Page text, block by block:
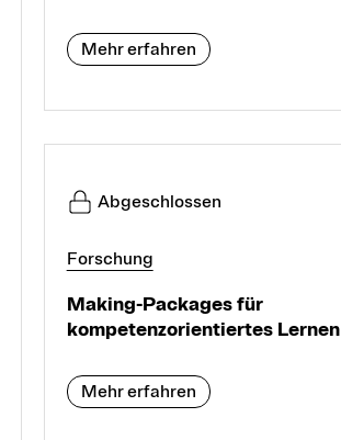
Mehr erfahren
Abgeschlossen
Forschung
Making-Packages für
kompetenzorientiertes Lernen
Mehr erfahren